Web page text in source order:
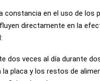
constancia en el uso de los
directamente en la
dos veces al día durante
la placa y los restos de